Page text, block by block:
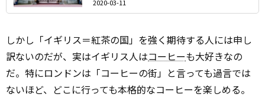
2020-03-11
しかし「イギリス＝紅茶の国」を強く期待する人には申し
訳ないのだが、実はイギリス人はコーヒーも大好きなの
だ。特にロンドンは「コーヒーの街」と言っても過言では
ないほど、どこに行っても本格的なコーヒーを楽しめる。